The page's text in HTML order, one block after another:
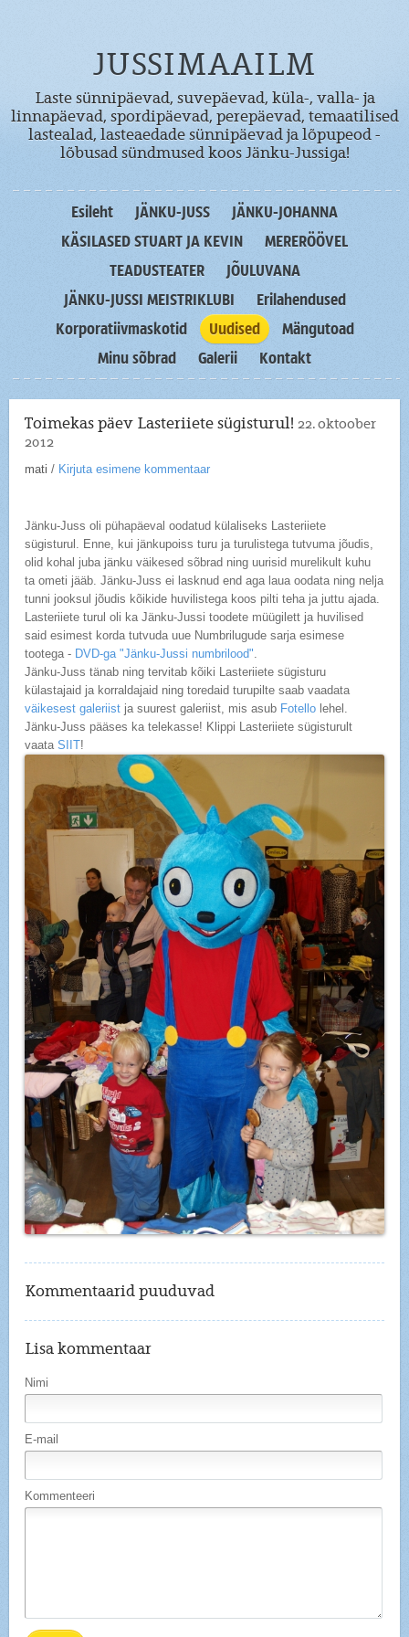
JUSSIMAAILM
Laste sünnipäevad, suvepäevad, küla-, valla- ja
linnapäevad, spordipäevad, perepäevad, temaatilised
lastealad, lasteaedade sünnipäevad ja lõpupeod -
lõbusad sündmused koos Jänku-Jussiga!
Esileht JÄNKU-JUSS
JÄNKU-JOHANNA
KÄSILASED STUART JA KEVIN
MERERÖÖVEL
TEADUSTEATER
JÕULUVANA
JÄNKU-JUSSI MEISTRIKLUBI
Erilahendused
Korporatiivmaskotid
Uudised
Mängutoad
Minu sõbrad
Galerii Kontakt
Toimekas päev Lasteriiete sügisturul!22. oktoober
2012
mati / Kirjuta esimene kommentaar
Jänku-Juss oli pühapäeval oodatud külaliseks Lasteriiete
sügisturul. Enne, kui jänkupoiss turu ja turulistega tutvuma jõudis,
olid kohal juba jänku väikesed sõbrad ning uurisid murelikult kuhu
ta ometi jääb. Jänku-Juss ei lasknud end aga laua oodata ning nelja
tunni jooksul jõudis kõikide huvilistega koos pilti teha ja juttu ajada.
Lasteriiete turul oli ka Jänku-Jussi toodete müügilett ja huvilised
said esimest korda tutvuda uue Numbrilugude sarja esimese
tootega - DVD-ga "Jänku-Jussi numbrilood".
Jänku-Juss tänab ning tervitab kõiki Lasteriiete sügisturu
külastajaid ja korraldajaid ning toredaid turupilte saab vaadata
väikesest galeriist ja suurest galeriist, mis asub Fotello lehel.
Jänku-Juss pääses ka telekasse! Klippi Lasteriiete sügisturult
vaataSIIT!
Kommentaarid puuduvad
Lisa kommentaar
Nimi
E-mail
Kommenteeri